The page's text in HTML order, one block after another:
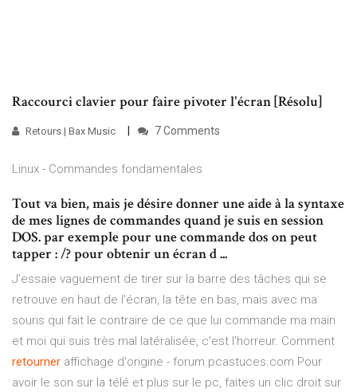
Raccourci clavier pour faire pivoter l'écran [Résolu]
Retours | Bax Music 7 Comments
Linux - Commandes fondamentales
Tout va bien, mais je désire donner une aide à la syntaxe
de mes lignes de commandes quand je suis en session
DOS. par exemple pour une commande dos on peut
tapper : /? pour obtenir un écran d ...
J'essaie vaguement de tirer sur la barre des tâches qui se
retrouve en haut de l'écran, la tête en bas, mais avec ma
souris qui fait le contraire de ce que lui commande ma main
et moi qui suis très mal latéralisée, c'est l'horreur. Comment
retourner affichage d'origine - forum.pcastuces.com Pour
avoir le son sur la télé et plus sur le pc, faites un clic droit sur